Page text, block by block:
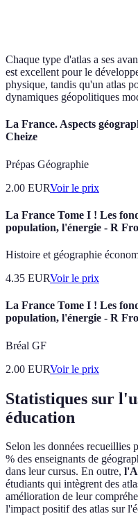
Chaque type d'atlas a ses
est excellent pour le
physique, tandis qu'un atlas
dynamiques géopolitiques
La France. Aspects
Cheize
Prépas Géographie
2.00 EURVoir le prix
La France Tome I ! Les
population, l'énergie - R
Histoire et géographie
4.35 EURVoir le prix
La France Tome I ! Les
population, l'énergie - R
Bréal GF
2.00 EURVoir le prix
Statistiques sur
éducation
Selon les données recueillies
% des enseignants de
dans leur cursus. En outre,
étudiants qui intègrent des
amélioration de leur
l'impact positif des atlas sur